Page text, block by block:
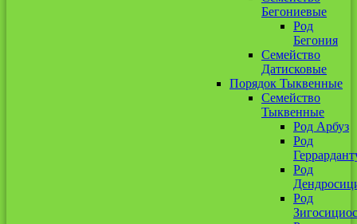
Бегониевые
Род
Бегония
Семейство
Датисковые
Порядок Тыквенные
Семейство
Тыквенные
Род Арбуз
Род
Род
Род
Зигосициос